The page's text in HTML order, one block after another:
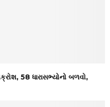
58 ધારાસભ્યોનો બળવો,